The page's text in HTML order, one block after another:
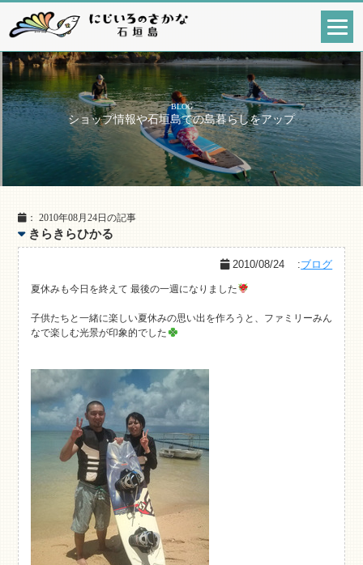
BLOG
ショップ情報や石垣島での島暮らしをアップ
： 2010年08月24日の記事
きらきらひかる
2010/08/24 :ブログ
夏休みも今日を終えて 最後の一週になりました
子供たちと一緒に楽しい夏休みの思い出を作ろうと、ファミリーみん
なで楽しむ光景が印象的でした